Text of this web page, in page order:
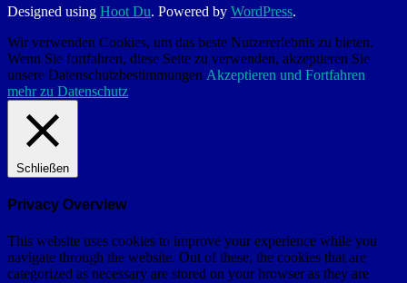
Designed using Hoot Du. Powered by WordPress.
Wir verwenden Cookies, um das beste Nutzererlebnis zu bieten.
Wenn Sie fortfahren, diese Seite zu verwenden, akzeptieren Sie
unsere Datenschutzbestimmungen Akzeptieren und Fortfahren
mehr zu Datenschutz
Schließen
Privacy Overview
This website uses cookies to improve your experience while you
navigate through the website. Out of these, the cookies that are
categorized as necessary are stored on your browser as they are